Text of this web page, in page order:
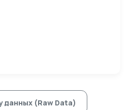
данных (Raw Data)